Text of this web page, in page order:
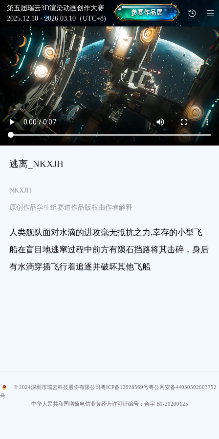
第五届瑞云3D渲染动画创作大赛
2025.12.10 - 2026.03.10（UTC+8)
逃离_NKXJH
NKXJH
原创作品学生组赛道作品版权由作者解释
人类舰队面对水滴的进攻毫无抵抗之力,幸存的小型飞
船在盲目地逃窜过程中前方有陨石挡路将其击碎，身后
有水滴穿插飞行着追逐并破坏其他飞船
© 2024深圳市瑞云科技股份有限公司粤ICP备12028569号粤公网安备44030502003752
号
中华人民共和国增值电信业务经营许可证编号：合字 B1-20200125